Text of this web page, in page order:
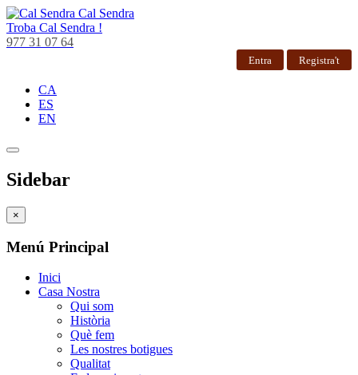
Cal Sendra
Troba Cal Sendra !
977 31 07 64
Entra Registra't
CA
ES
EN
Sidebar
×
Menú Principal
Inici
Casa Nostra
Qui som
Història
Què fem
Les nostres botigues
Qualitat